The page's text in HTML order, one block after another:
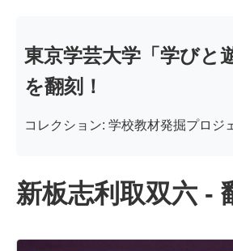
東京学芸大学「学びと
を翻刻！
コレクション: 学校教材発掘プロジ
新板志利取双六 -